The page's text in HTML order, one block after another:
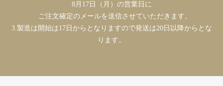
8月17日（月）の営業日に
ご注文確定のメールを送信させていただきます。
3.製造は開始は17日からとなりますので発送は20日以降からとな
ります。